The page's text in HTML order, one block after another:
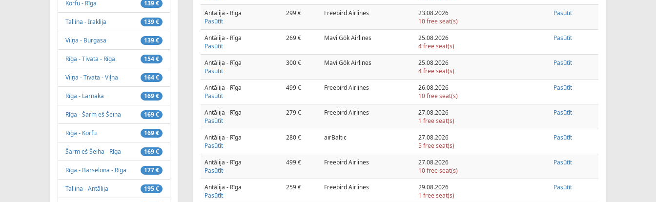
139 €
Korfu - Rīga
139 €
Tallina - Iraklija
139 €
Viļņa - Burgasa
154 €
Rīga - Tivata - Rīga
164 €
Viļņa - Tivata - Viļņa
169 €
Rīga - Larnaka
169 €
Rīga - Šarm eš Šeiha
169 €
Rīga - Korfu
169 €
Šarm eš Šeiha - Rīga
177 €
Rīga - Barselona - Rīga
195 €
Tallina - Antālija
Antālija - Rīga
Pasūtīt
299 € Freebird Airlines
23.08.2026
10 free seat(s)
Pasūtīt
Antālija - Rīga
Pasūtīt
269 € Mavi Gök Airlines
25.08.2026
4 free seat(s)
Pasūtīt
Antālija - Rīga
Pasūtīt
300 € Mavi Gök Airlines
25.08.2026
4 free seat(s)
Pasūtīt
Antālija - Rīga
Pasūtīt
499 € Freebird Airlines
26.08.2026
10 free seat(s)
Pasūtīt
Antālija - Rīga
Pasūtīt
279 € Freebird Airlines
27.08.2026
1 free seat(s)
Pasūtīt
Antālija - Rīga
Pasūtīt
280 € airBaltic
27.08.2026
5 free seat(s)
Pasūtīt
Antālija - Rīga
Pasūtīt
499 € Freebird Airlines
27.08.2026
10 free seat(s)
Pasūtīt
Antālija - Rīga
Pasūtīt
259 € Freebird Airlines
29.08.2026
1 free seat(s)
Pasūtīt